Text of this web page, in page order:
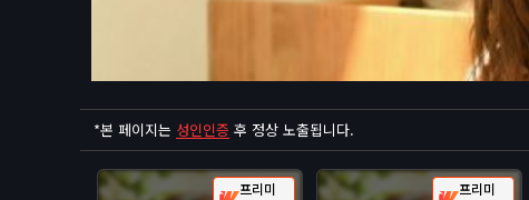
*본 페이지는 성인인증 후 정상 노출됩니다.
프리미
프리미